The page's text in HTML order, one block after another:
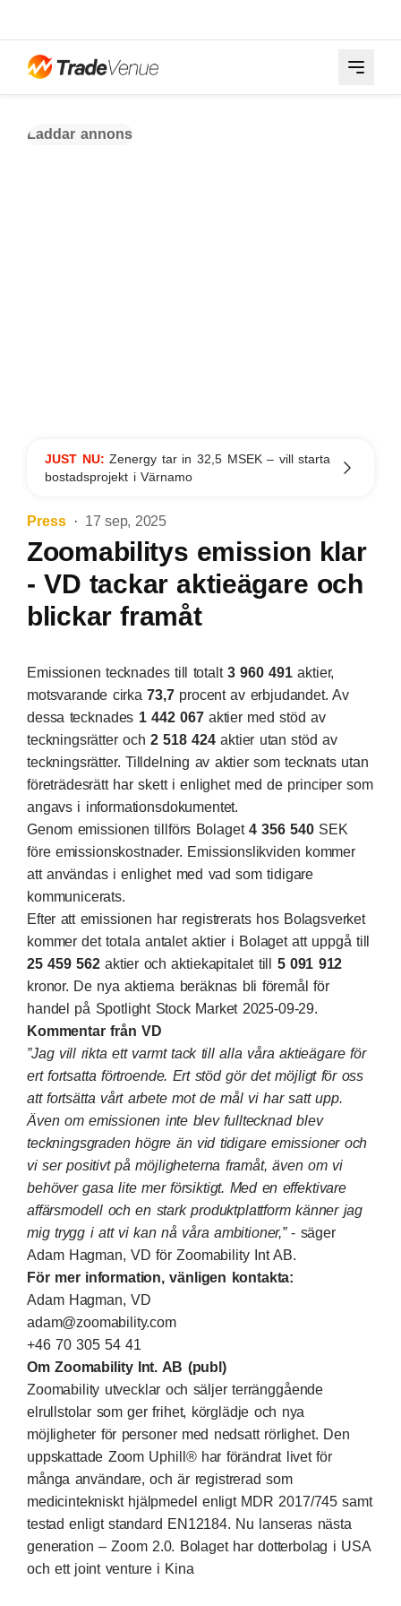
Laddar annons
JUST NU:Zenergy tar in 32,5 MSEK – vill starta
bostadsprojekt i Värnamo
Press 17 sep, 2025
Zoomabilitys emission klar
- VD tackar aktieägare och
blickar framåt
Emissionen tecknades till totalt3 960 491aktier,
motsvarande cirka73,7procent av erbjudandet. Av
dessa tecknades 1 442 067 aktier med stöd av
teckningsrätter och 2 518 424aktier utan stöd av
teckningsrätter. Tilldelning av aktier som tecknats utan
företrädesrätt har skett i enlighet med de principer som
angavs i informationsdokumentet.
Genom emissionen tillförs Bolaget 4 356 540 SEK
före emissionskostnader. Emissionslikviden kommer
att användas i enlighet med vad som tidigare
kommunicerats.
Efter att emissionen har registrerats hos Bolagsverket
kommer det totala antalet aktier i Bolaget att uppgå till
25 459 562aktier och aktiekapitalet till 5 091 912
kronor. De nya aktierna beräknas bli föremål för
handel på Spotlight Stock Market 2025-09-29.
Kommentar från VD
”Jag vill rikta ett varmt tack till alla våra aktieägare för
ert fortsatta förtroende. Ert stöd gör det möjligt för oss
att fortsätta vårt arbete mot de mål vi har satt upp.
Även om emissionen inte blev fulltecknad blev
teckningsgraden högre än vid tidigare emissioner och
vi ser positivt på möjligheterna framåt, även om vi
behöver gasa lite mer försiktigt. Med en effektivare
affärsmodell och en stark produktplattform känner jag
mig trygg i att vi kan nå våra ambitioner,”- säger
Adam Hagman, VD för Zoomability Int AB.
För mer information, vänligen kontakta:
Adam Hagman, VD
adam@zoomability.com
+46 70 305 54 41
Om Zoomability Int. AB (publ)
Zoomability utvecklar och säljer terränggående
elrullstolar som ger frihet, körglädje och nya
möjligheter för personer med nedsatt rörlighet. Den
uppskattade Zoom Uphill® har förändrat livet för
många användare, och är registrerad som
medicintekniskt hjälpmedel enligt MDR 2017/745 samt
testad enligt standard EN12184. Nu lanseras nästa
generation – Zoom 2.0. Bolaget har dotterbolag i USA
och ett joint venture i Kina